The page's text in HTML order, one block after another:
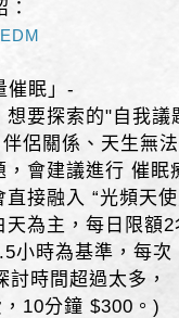
催眠」-
想要探索的"自我議
侶關係、天生無
，會建議進行 催眠
直接融入 “光頻天
天為主，每日限額
小時為基準，每次
時間超過太多，
10分鐘 $300。)